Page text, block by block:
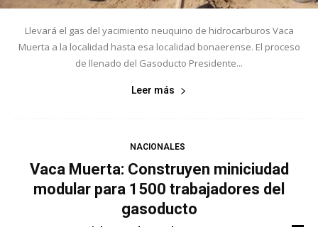
Llevará el gas del yacimiento neuquino de hidrocarburos Vaca
Muerta a la localidad hasta esa localidad bonaerense. El proceso
de llenado del Gasoducto Presidente...
Leer más
NACIONALES
Vaca Muerta: Construyen miniciudad
modular para 1500 trabajadores del
gasoducto